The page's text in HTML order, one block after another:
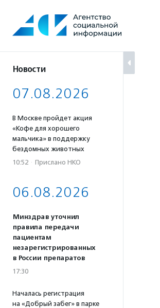
содержанию
Новости
07.08.2026
В Москве пройдет акция
«Кофе для хорошего
мальчика» в поддержку
бездомных животных
10:52 · Прислано НКО
06.08.2026
Минздрав уточнил
правила передачи
пациентам
незарегистрированных
в России препаратов
17:30
Началась регистрация
на «Добрый забег» в парке